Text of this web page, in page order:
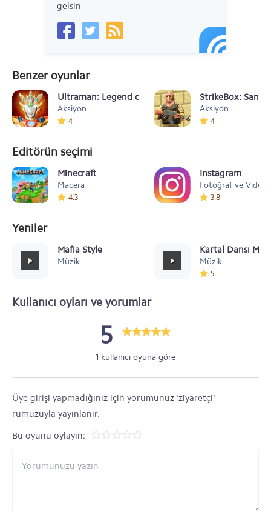
gelsin
Benzer oyunlar
Ultraman: Legend of Heroes
Aksiyon
4
StrikeBox:
Aksiyon
4
Editörün seçimi
Minecraft
Macera
4.3
Instagram
Fotoğraf ve Video
3.8
Yeniler
Mafia Style
Müzik
Kartal Dansı
Müzik
5
Kullanıcı oyları ve yorumlar
5
1 kullanıcı oyuna göre
Üye girişi yapmadığınız için yorumunuz 'ziyaretçi'
rumuzuyla yayınlanır.
Bu oyunu oylayın: